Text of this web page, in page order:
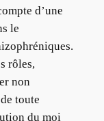
d’une
le
rôles,
non
toute
du moi